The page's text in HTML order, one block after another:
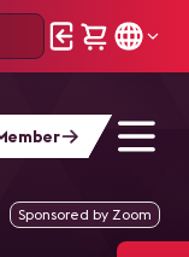
AVIXA TV Videos
Sponsored by Zoom